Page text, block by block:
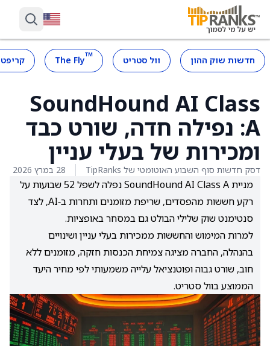
חדשות שוק ההון וול סטריט ™
The Fly
SoundHound AI Class
A: נפילה חדה, שורט כבד
ומכירות של בעלי עניין
דסק חדשות סוף השבוע האוטומטי של TipRanks 28 במרץ 2026
מניית SoundHound AI Class A נפלה לשפל 52 שבועות על
רקע חששות מהפסדים, שריפת מזומנים ותחרות ב‑AI, לצד
סנטימנט שוק שלילי הבולט גם במסחר באופציות.
למרות המימוש והחששות ממכירות בעלי עניין ושינויים
בהנהלה, החברה מציגה צמיחת הכנסות חזקה, מזומנים ללא
חוב, שורט גבוה ופוטנציאל עלייה משמעותי לפי מחיר היעד
הממוצע בוול סטריט.